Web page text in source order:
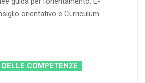
orientativo e Curriculum
COMPETENZE